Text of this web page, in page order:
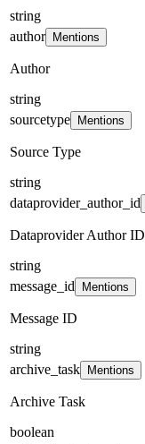
string
author
Mentions
Author
string
sourcetype
Mentions
Source Type
string
dataprovider_author_id
Dataprovider Author ID
string
message_id
Mentions
Message ID
string
archive_task
Mentions
Archive Task
boolean